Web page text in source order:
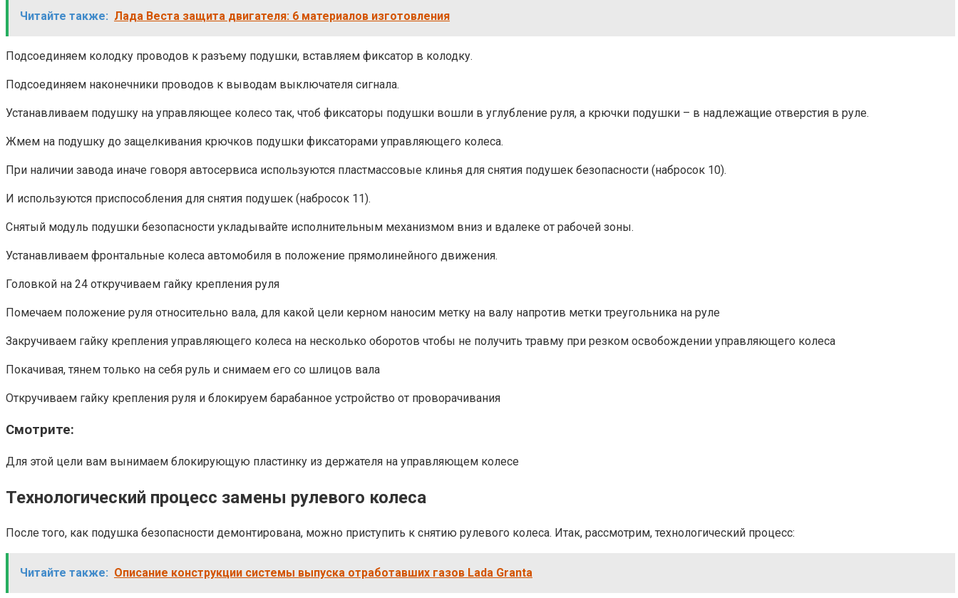
Читайте также: Лада Веста защита двигателя: 6 материалов изготовления
Подсоединяем колодку проводов к разъему подушки, вставляем фиксатор в колодку.
Подсоединяем наконечники проводов к выводам выключателя сигнала.
Устанавливаем подушку на управляющее колесо так, чтоб фиксаторы подушки вошли в углубление руля, а крючки подушки – в надлежащие отверстия в руле.
Жмем на подушку до защелкивания крючков подушки фиксаторами управляющего колеса.
При наличии завода иначе говоря автосервиса используются пластмассовые клинья для снятия подушек безопасности (набросок 10).
И используются приспособления для снятия подушек (набросок 11).
Снятый модуль подушки безопасности укладывайте исполнительным механизмом вниз и вдалеке от рабочей зоны.
Устанавливаем фронтальные колеса автомобиля в положение прямолинейного движения.
Головкой на 24 откручиваем гайку крепления руля
Помечаем положение руля относительно вала, для какой цели керном наносим метку на валу напротив метки треугольника на руле
Закручиваем гайку крепления управляющего колеса на несколько оборотов чтобы не получить травму при резком освобождении управляющего колеса
Покачивая, тянем только на себя руль и снимаем его со шлицов вала
Откручиваем гайку крепления руля и блокируем барабанное устройство от проворачивания
Смотрите:
Для этой цели вам вынимаем блокирующую пластинку из держателя на управляющем колесе
Технологический процесс замены рулевого колеса
После того, как подушка безопасности демонтирована, можно приступить к снятию рулевого колеса. Итак, рассмотрим, технологический процесс:
Читайте также: Описание конструкции системы выпуска отработавших газов Lada Granta